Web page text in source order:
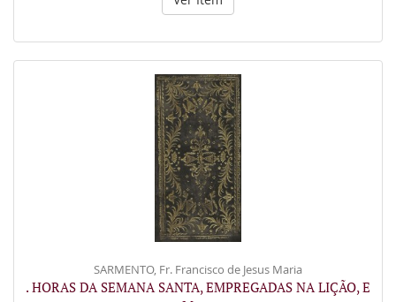
SARMENTO, Fr. Francisco de Jesus Maria
. HORAS DA SEMANA SANTA, EMPREGADAS NA LIÇÃO, E